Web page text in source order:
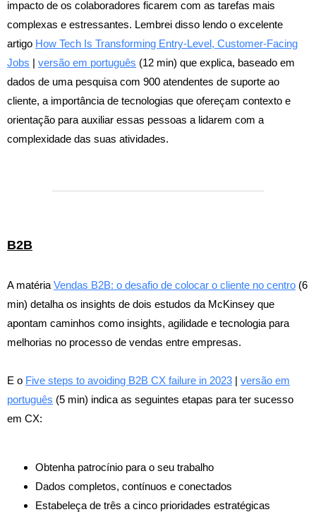
impacto de os colaboradores ficarem com as tarefas mais
complexas e estressantes. Lembrei disso lendo o excelente
artigo How Tech Is Transforming Entry-Level, Customer-Facing
Jobs | versão em português (12 min) que explica, baseado em
dados de uma pesquisa com 900 atendentes de suporte ao
cliente, a importância de tecnologias que ofereçam contexto e
orientação para auxiliar essas pessoas a lidarem com a
complexidade das suas atividades.
B2B
A matéria Vendas B2B: o desafio de colocar o cliente no centro (6
min) detalha os insights de dois estudos da McKinsey que
apontam caminhos como insights, agilidade e tecnologia para
melhorias no processo de vendas entre empresas.
E o Five steps to avoiding B2B CX failure in 2023 | versão em
português (5 min) indica as seguintes etapas para ter sucesso
em CX:
Obtenha patrocínio para o seu trabalho
Dados completos, contínuos e conectados
Estabeleça de três a cinco prioridades estratégicas